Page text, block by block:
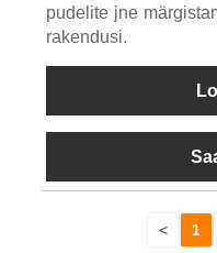
pudelite jne
rakendusi.
< 1